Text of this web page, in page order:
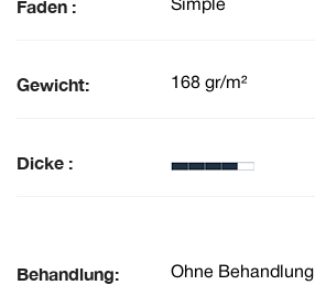
Faden : Simple
Gewicht: 168 gr/m²
Dicke :
Behandlung: Ohne Behandlung